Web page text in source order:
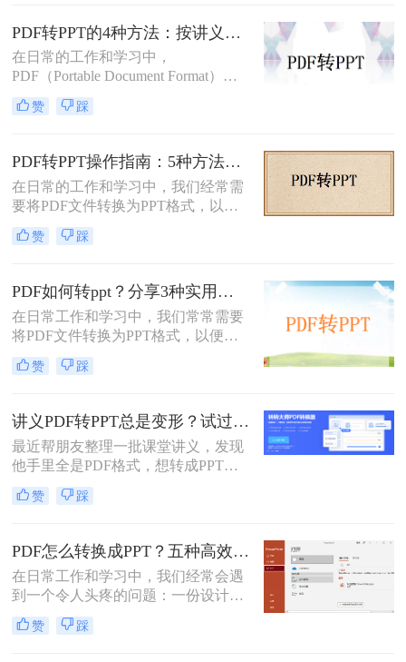
能。那么如何把PDF转换成PPT呢？
本文将介绍两种高效的PDF转PPT方
法，帮助您根据自己的需求选择最合
适的方式。
PDF转PPT的4种方法：按讲义、合同、报告3种文件类型选！
在日常的工作和学习中，
PDF（Portable Document Format）因
其格式稳定、跨平台兼容等优点而广
泛应用。然而，在某些场合下，我们
PPT（PowerPoint）格式，以便进行演
示或编辑。虽然PDF到PPT的转换可
能不如其他格式转换那样直接，但通
过一些方法和工具，我们仍然可以实
现这一目的。本文将详细介绍怎么把
pdf转换成ppt的几种方法，以及相关
赞 踩
PDF转PPT操作指南：5种方法的具体操作流程和参数设置！
在日常的工作和学习中，我们经常需
要将PDF文件转换为PPT格式，以便
进行演示或编辑。PDF文件以其固定
格式和跨平台的优势而广受欢迎，但
和动态展示效果。那么pdf转ppt怎么
操作呢？本文将介绍五种将PDF转换
为PPT的方法，帮助您轻松完成这一
任务。
赞 踩
PDF如何转ppt？分享3种实用的压缩方法！
在日常工作和学习中，我们常常需要
将PDF文件转换为PPT格式，以便进
行演示或进一步编辑。PDF文件以其
固定格式和跨平台的优势而广受欢
辑功能和动态展示效果。那么PDF如
何转PPT呢？本文将介绍三种将PDF
转换为PPT的方法，帮助您轻松完成
这一任务。
赞 踩
讲义PDF转PPT总是变形？试过这几个办法真管用！
最近帮朋友整理一批课堂讲义，发现
他手里全是PDF格式，想转成PPT讲
课用，结果试了好几个工具，不是字
体乱码就是排版错位，气得他差点把
转ppt”这个问题，说到底要看你的
PDF是纯文字扫描件、带复杂表格的
课件，还是带大量图片的教案——不
同情况方法完全不同。下面我按实际
使用场景，把试过好用的几个方法整
理出来，不吹不黑，优缺点都说明
赞 踩
PDF怎么转换成PPT？五种高效方法，适用不同场景全解析！
在日常工作和学习中，我们经常会遇
到一个令人头疼的问题：一份设计精
美、内容详实的PDF文档，需要被转
换为可编辑、可演示的
赞 踩